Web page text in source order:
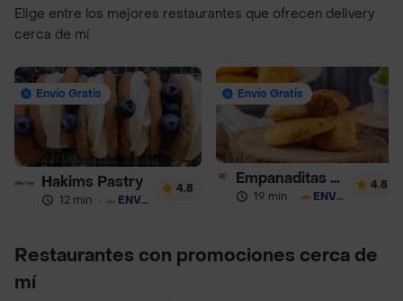
Elige entre los mejores restaurantes que ofrecen delivery
cerca de mí
Envío Gratis
Hakims Pastry
12 min · ENVÍO GRATIS
4.8
Envío Gratis
Empanaditas de Pipian - Empanadas
19 min · ENVÍO GRATIS
4.8
Restaurantes con promociones cerca de
mí